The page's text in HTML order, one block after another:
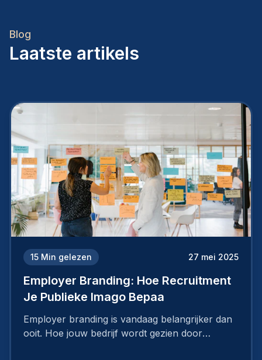
Blog
Laatste artikels
15 Min gelezen 27 mei 2025
Employer Branding: Hoe Recruitment
Je Publieke Imago Bepaa
Employer branding is vandaag belangrijker dan
ooit. Hoe jouw bedrijf wordt gezien door